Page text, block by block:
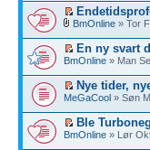
BmOnline » Tor
En ny svart
BmOnline » Man
Nye tider,
MeGaCool » Søn
Ble
BmOnline » Lør